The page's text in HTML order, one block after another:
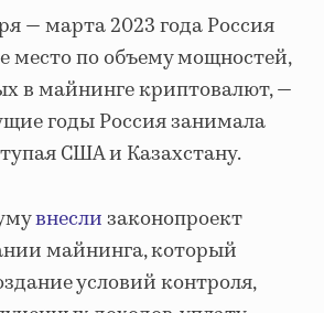
— марта 2023 года Россия
место по объему мощностей,
в майнинге криптовалют, —
годы Россия занимала
США и Казахстану.
внеслизаконопроект
майнинга, который
условий контроля,